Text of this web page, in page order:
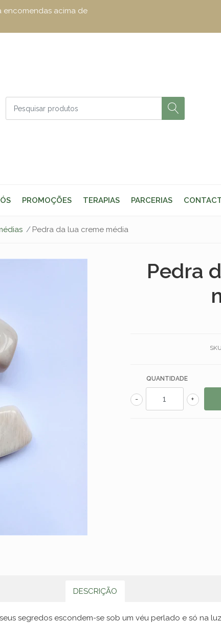
encomendas acima de
PROMOÇÕES TERAPIAS PARCERIAS
Pedra da lua creme média
Pedra
QUANTIDADE
+
-
DESCRIÇÃO
segredos escondem-se sob um véu perlado e só na